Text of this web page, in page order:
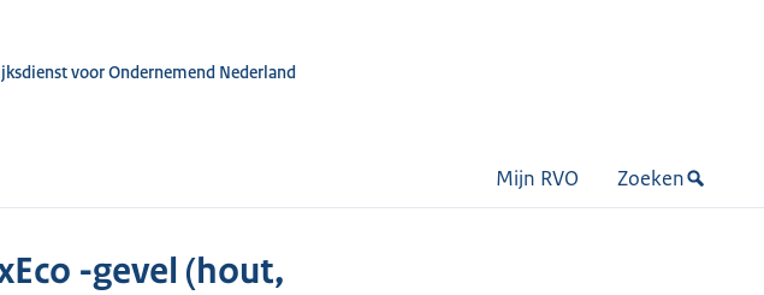
voor Ondernemend Nederland
Mijn RVO Zoeken
-gevel (hout,